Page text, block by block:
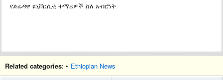
የድሬዳዋ ዩኒቨርሲቲ ተማሪዎች ስለ አብሮነት
Related categories: • Ethiopian News